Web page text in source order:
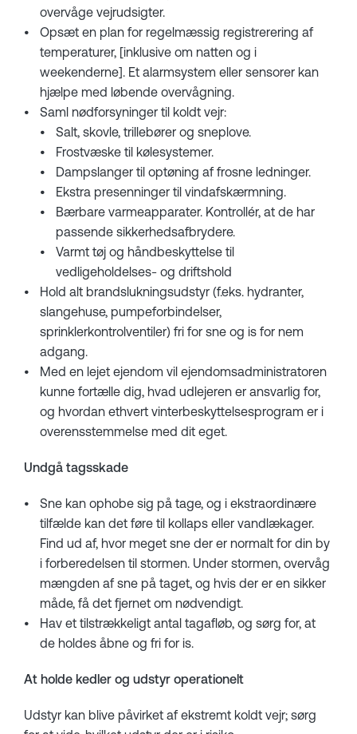
overvåge vejrudsigter.
Opsæt en plan for regelmæssig registrerering af
temperaturer, [inklusive om natten og i
weekenderne]. Et alarmsystem eller sensorer kan
hjælpe med løbende overvågning.
Saml nødforsyninger til koldt vejr:
Salt, skovle, trillebører og sneplove.
Frostvæske til kølesystemer.
Dampslanger til optøning af frosne ledninger.
Ekstra presenninger til vindafskærmning.
Bærbare varmeapparater. Kontrollér, at de har
passende sikkerhedsafbrydere.
Varmt tøj og håndbeskyttelse til
vedligeholdelses- og driftshold
Hold alt brandslukningsudstyr (f.eks. hydranter,
slangehuse, pumpeforbindelser,
sprinklerkontrolventiler) fri for sne og is for nem
adgang.
Med en lejet ejendom vil ejendomsadministratoren
kunne fortælle dig, hvad udlejeren er ansvarlig for,
og hvordan ethvert vinterbeskyttelsesprogram er i
overensstemmelse med dit eget.
Undgå tagsskade
Sne kan ophobe sig på tage, og i ekstraordinære
tilfælde kan det føre til kollaps eller vandlækager.
Find ud af, hvor meget sne der er normalt for din by
i forberedelsen til stormen. Under stormen, overvåg
mængden af sne på taget, og hvis der er en sikker
måde, få det fjernet om nødvendigt.
Hav et tilstrækkeligt antal tagafløb, og sørg for, at
de holdes åbne og fri for is.
At holde kedler og udstyr operationelt
Udstyr kan blive påvirket af ekstremt koldt vejr; sørg